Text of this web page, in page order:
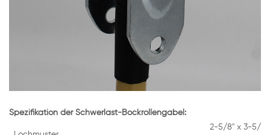
Spezifikation der Schwerlast-Bockrollengabel:
2-5/8" x 3-5/8"